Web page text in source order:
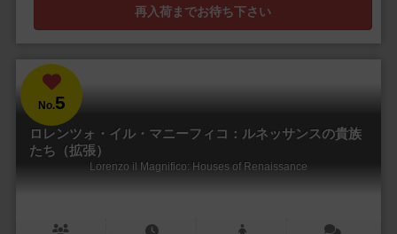
再入荷までお待ち下さい
No.5
ロレンツォ・イル・マニーフィコ：ルネッサンスの貴族
たち（拡張）
Lorenzo il Magnifico: Houses of Renaissance